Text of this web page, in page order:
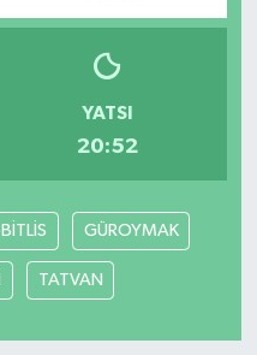
YATSI
20:52
BİTLİS GÜROYMAK
TATVAN